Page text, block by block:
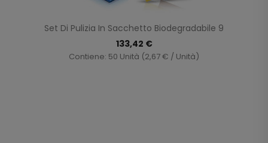
Set Di Pulizia In Sacchetto Biodegradabile 9
133,42 €
Contiene: 50 Unità (2,67 € / Unità)